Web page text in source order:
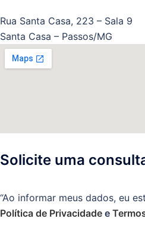
Rua Santa Casa, 223 – Sala 9
Santa Casa – Passos/MG
Solicite uma
“Ao informar meus dados, eu
Política de Privacidade e